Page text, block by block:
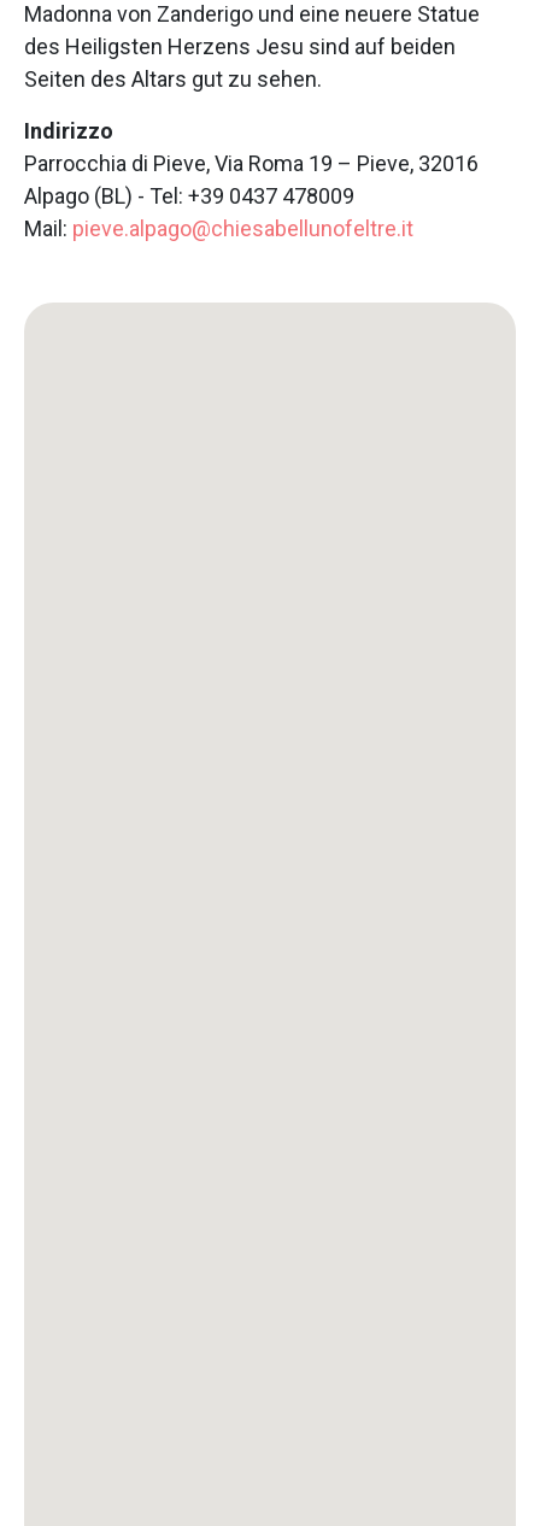
Madonna von Zanderigo und eine neuere Statue
des Heiligsten Herzens Jesu sind auf beiden
Seiten des Altars gut zu sehen.
Indirizzo
Parrocchia di Pieve, Via Roma 19 – Pieve, 32016
Alpago (BL) - Tel: +39 0437 478009
Mail: pieve.alpago@chiesabellunofeltre.it